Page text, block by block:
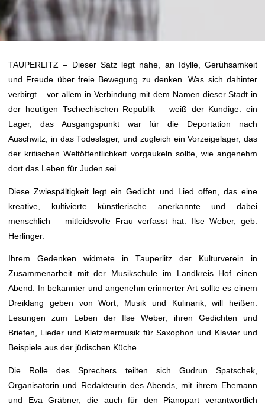
TAUPERLITZ – Dieser Satz legt nahe, an Idylle, Geruhsamkeit
und Freude über freie Bewegung zu denken. Was sich dahinter
verbirgt – vor allem in Verbindung mit dem Namen dieser Stadt in
der heutigen Tschechischen Republik – weiß der Kundige: ein
Lager, das Ausgangspunkt war für die Deportation nach
Auschwitz, in das Todeslager, und zugleich ein Vorzeigelager, das
der kritischen Weltöffentlichkeit vorgaukeln sollte, wie angenehm
dort das Leben für Juden sei.
Diese Zwiespältigkeit legt ein Gedicht und Lied offen, das eine
kreative, kultivierte künstlerische anerkannte und dabei
menschlich – mitleidsvolle Frau verfasst hat: Ilse Weber, geb.
Herlinger.
Ihrem Gedenken widmete in Tauperlitz der Kulturverein in
Zusammenarbeit mit der Musikschule im Landkreis Hof einen
Abend. In bekannter und angenehm erinnerter Art sollte es einem
Dreiklang geben von Wort, Musik und Kulinarik, will heißen:
Lesungen zum Leben der Ilse Weber, ihren Gedichten und
Briefen, Lieder und Kletzmermusik für Saxophon und Klavier und
Beispiele aus der jüdischen Küche.
Die Rolle des Sprechers teilten sich Gudrun Spatschek,
Organisatorin und Redakteurin des Abends, mit ihrem Ehemann
und Eva Gräbner, die auch für den Pianopart verantwortlich